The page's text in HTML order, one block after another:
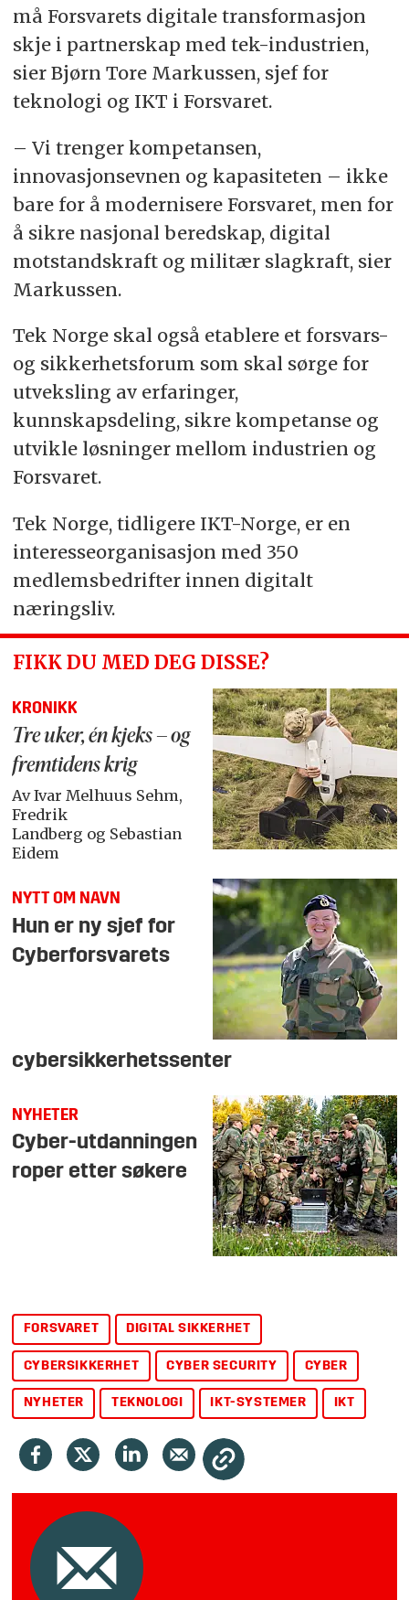
må Forsvarets digitale transformasjon
skje i partnerskap med tek-industrien,
sier Bjørn Tore Markussen, sjef for
teknologi og IKT i Forsvaret.
– Vi trenger kompetansen,
innovasjonsevnen og kapasiteten – ikke
bare for å modernisere Forsvaret, men for
å sikre nasjonal beredskap, digital
motstandskraft og militær slagkraft, sier
Markussen.
Tek Norge skal også etablere et forsvars-
og sikkerhetsforum som skal sørge for
utveksling av erfaringer,
kunnskapsdeling, sikre kompetanse og
utvikle løsninger mellom industrien og
Forsvaret.
Tek Norge, tidligere IKT-Norge, er en
interesseorganisasjon med 350
medlemsbedrifter innen digitalt
næringsliv.
FIKK DU MED DEG DISSE?
KRONIKK
Tre uker, én kjeks – og
fremtidens krig
Av Ivar Melhuus Sehm,
Fredrik
Landberg og Sebastian
Eidem
NYTT OM NAVN
Hun er ny sjef for
Cyberforsvarets
cybersikkerhetssenter
NYHETER
Cyber-utdanningen
roper etter søkere
FORSVARET DIGITAL SIKKERHET
CYBERSIKKERHET CYBER SECURITY CYBER
NYHETER TEKNOLOGI IKT-SYSTEMER IKT